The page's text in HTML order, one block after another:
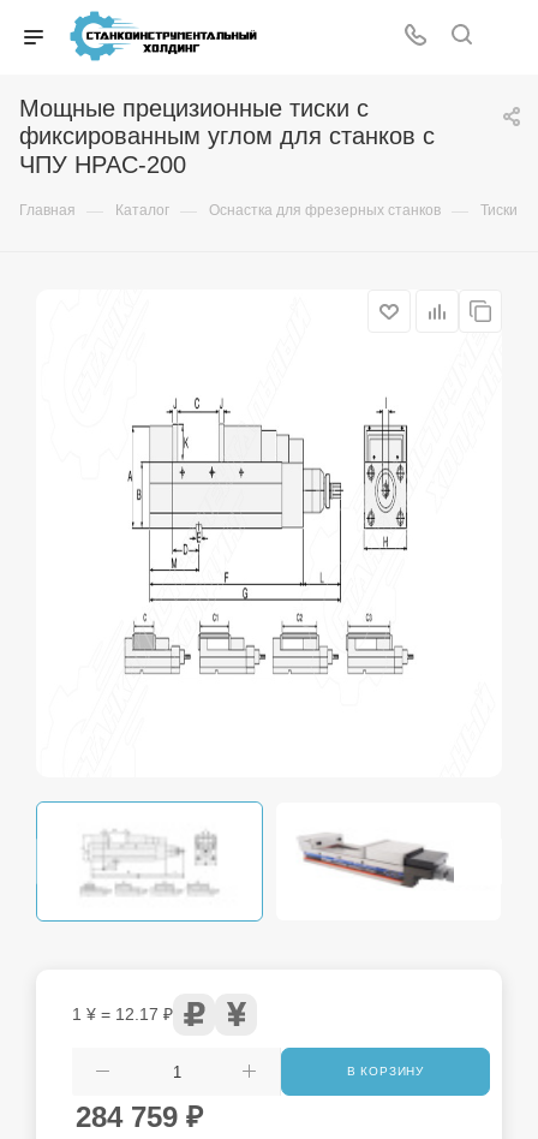
Мощные прецизионные тиски с
фиксированным углом для станков с
ЧПУ HPAC-200
Главная — Каталог — Оснастка для фрезерных станков — Тиски
284 759 ₽
1 ¥ = 12.17 ₽
В КОРЗИНУ